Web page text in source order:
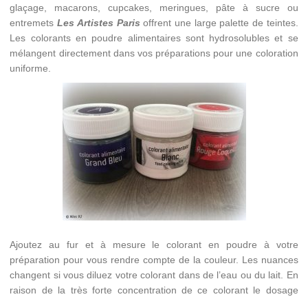
glaçage, macarons, cupcakes, meringues, pâte à sucre ou
entremetsLes Artistes Paris offrent une large palette de teintes.
Les colorants en poudre alimentaires sont hydrosolubles et se
mélangent directement dans vos préparations pour une coloration
uniforme.
Ajoutez au fur et à mesure le colorant en poudre à votre
préparation pour vous rendre compte de la couleur. Les nuances
changent si vous diluez votre colorant dans de l’eau ou du lait. En
raison de la très forte concentration de ce colorant le dosage